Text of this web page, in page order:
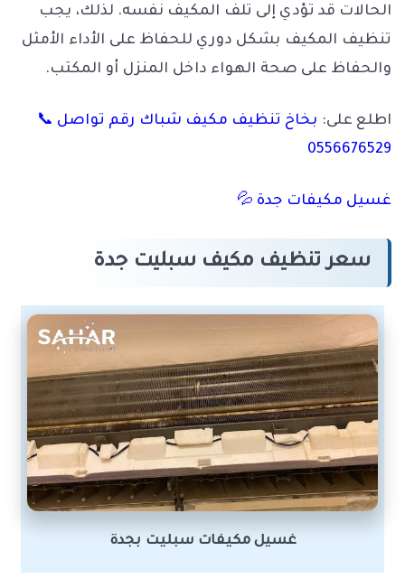
الحالات قد تؤدي إلى تلف المكيف نفسه. لذلك، يجب
تنظيف المكيف بشكل دوري للحفاظ على الأداء الأمثل
والحفاظ على صحة الهواء داخل المنزل أو المكتب.
اطلع على: بخاخ تنظيف مكيف شباك رقم تواصل 📞
0556676529
غسيل مكيفات جدة 💦
سعر تنظيف مكيف سبليت جدة
غسيل مكيفات سبليت بجدة